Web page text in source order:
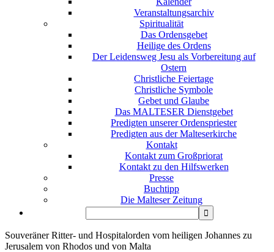
Veranstaltungsarchiv
Spiritualität
Das Ordensgebet
Heilige des Ordens
Der Leidensweg Jesu als Vorbereitung auf
Ostern
Christliche Feiertage
Christliche Symbole
Gebet und Glaube
Das MALTESER Dienstgebet
Predigten unserer Ordenspriester
Predigten aus der Malteserkirche
Kontakt
Kontakt zum Großpriorat
Kontakt zu den Hilfswerken
Presse
Buchtipp
Die Malteser Zeitung
Souveräner Ritter- und Hospitalorden vom heiligen Johannes zu
Jerusalem von Rhodos und von Malta